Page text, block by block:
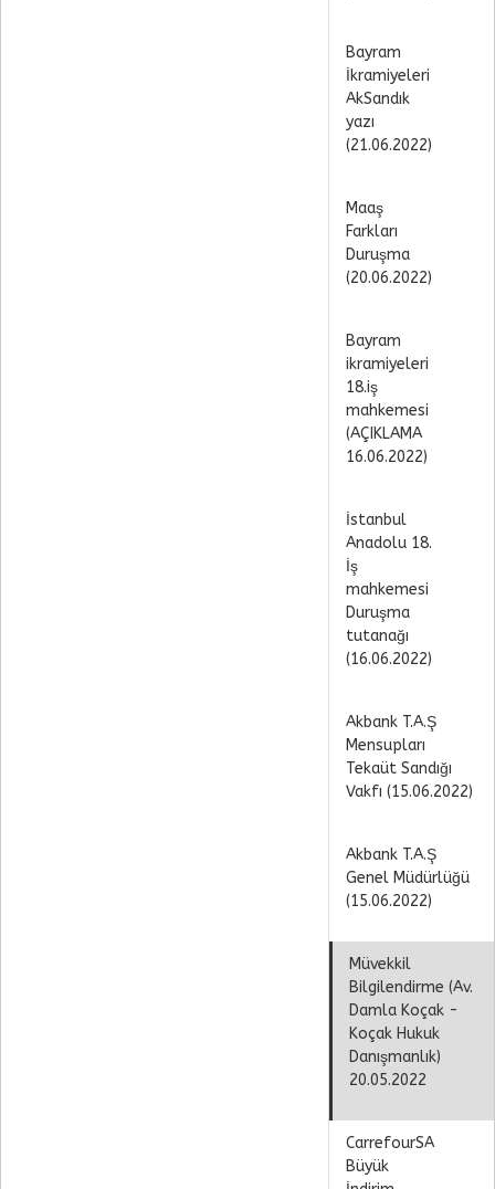
Bayram
İkramiyeleri
AkSandık
yazı
(21.06.2022)
Maaş
Farkları
Duruşma
(20.06.2022)
Bayram
ikramiyeleri
18.iş
mahkemesi
(AÇIKLAMA
16.06.2022)
İstanbul
Anadolu 18.
İş
mahkemesi
Duruşma
tutanağı
(16.06.2022)
Akbank T.A.Ş
Mensupları
Tekaüt Sandığı
Vakfı (15.06.2022)
Akbank T.A.Ş
Genel Müdürlüğü
(15.06.2022)
Müvekkil
Bilgilendirme (Av.
Damla Koçak -
Koçak Hukuk
Danışmanlık)
20.05.2022
CarrefourSA
Büyük